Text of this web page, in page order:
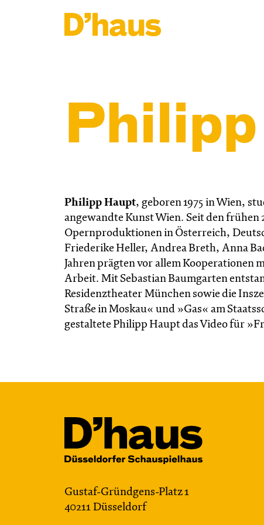
Philipp Haupt, geboren 1975 in Wien,
angewandte Kunst Wien. Seit den
Opernproduktionen in Österreich,
Friederike Heller, Andrea Breth, Anna
Jahren prägten vor allem Kooperationen
Arbeit. Mit Sebastian Baumgarten
Residenztheater München sowie die
Straße in Moskau« und »Gas« am
gestaltete Philipp Haupt das Video für
Gustaf-Gründgens-Platz 1
40211 Düsseldorf